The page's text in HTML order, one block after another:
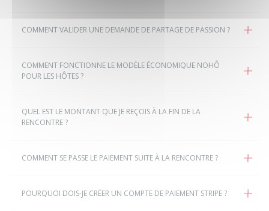
COMMENT VALIDER UNE DEMANDE DE PARTAGE DE PASSION ?
COMMENT FONCTIONNE LE MODÈLE ÉCONOMIQUE NOHÔ
POUR LES HÔTES ?
QUEL EST LE MONTANT QUE JE REÇOIS À LA FIN DE LA
RENCONTRE ?
COMMENT SE PASSE LE PAIEMENT SUITE À LA RENCONTRE ?
POURQUOI DOIS-JE CRÉER UN COMPTE DE PAIEMENT STRIPE ?